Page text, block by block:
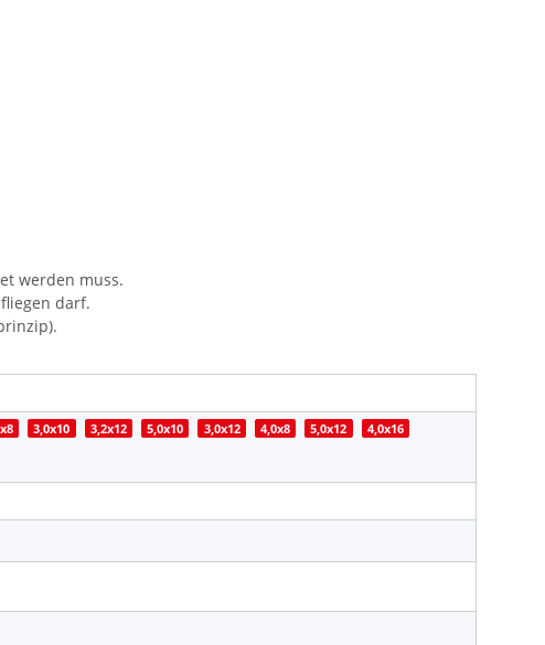
werden muss.
darf.
3,0x10 3,2x12 5,0x10 3,0x12 4,0x8 5,0x12
4,0x16